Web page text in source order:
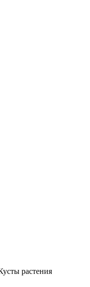
растения